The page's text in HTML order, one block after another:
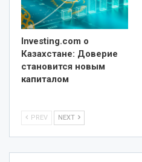
Investing.com о
Казахстане: Доверие
становится новым
капиталом
PREV NEXT